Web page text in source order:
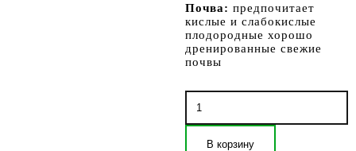
Почва: предпочитает
кислые и слабокислые
плодородные хорошо
дренированные свежие
почвы
Количество
товара
Азалия
ГолденВ корзину